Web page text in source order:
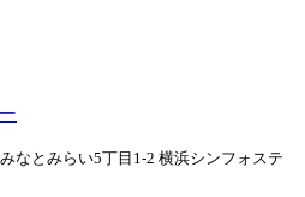
なとみらい5丁目1-2 横浜シンフォステ